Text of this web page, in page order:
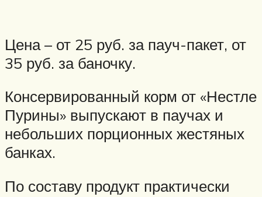
Цена – от 25 руб. за пауч-пакет, от
35 руб. за баночку.
Консервированный корм от «Нестле
Пурины» выпускают в паучах и
небольших порционных жестяных
банках.
По составу продукт практически